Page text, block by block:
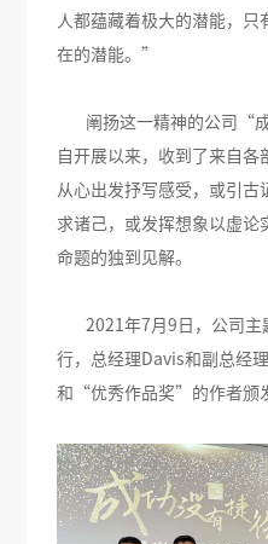
人都蕴藏着极大的潜能，
在的潜能。”
阐扬这一精神的公司“成
自开展以来，收到了来自各
从心出发抒写感受，或引古
求诸己，或发挥想象以虚论
命题的独到见解。
2021年7月9日，公司主
行，总经理Davis和副总经
和“优秀作品奖”的作者颁